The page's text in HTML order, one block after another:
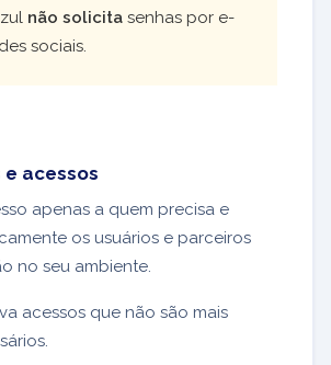
não solicita senhas por e-
sociais.
e acessos
apenas a quem precisa e
os usuários e parceiros
no seu ambiente.
acessos que não são mais